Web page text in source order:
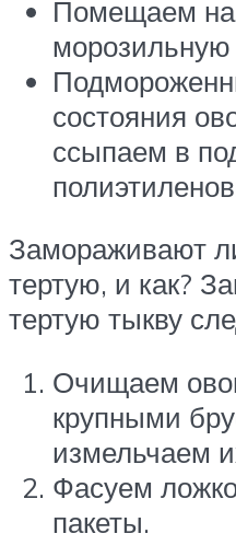
Помещаем на
морозильную
состояния
ссыпаем в
Замораживают
тертую, и как?
тертую тыкву
Очищаем
крупными
измельчаем
Фасуем
пакеты.